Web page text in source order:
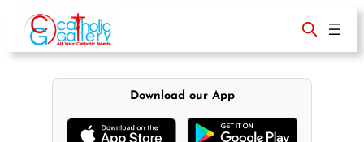
content
Download our App